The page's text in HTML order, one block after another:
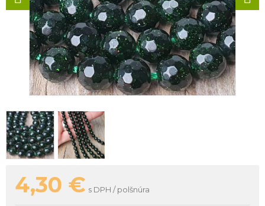
4,30 € s DPH / polšnúra